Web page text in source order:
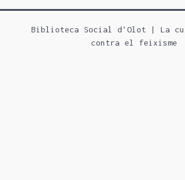
Biblioteca Social d'Olot | La
contra el feixisme